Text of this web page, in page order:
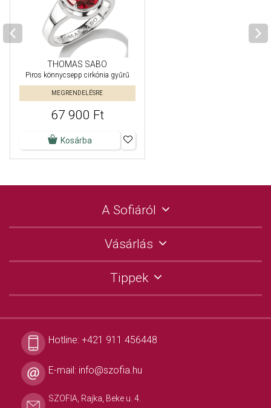
THOMAS SABO
Piros könnycsepp cirkónia gyűrű
MEGRENDELÉSRE
67 900 Ft
Kosárba
A Sofiáról
Vásárlás
Tippek
Hotline: +421 911 456448
E-mail: info@szofia.hu
SZOFIA, Rajka, Beke u. 4.